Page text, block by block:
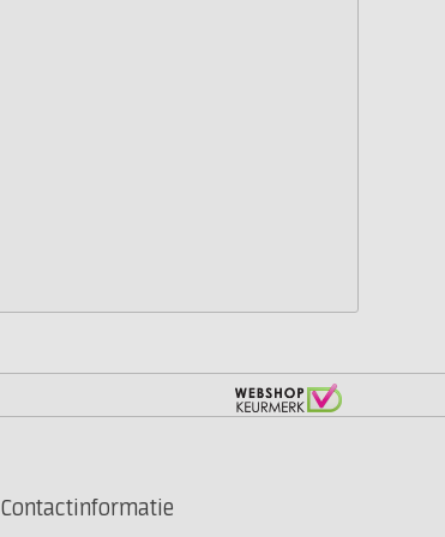
Contactinformatie